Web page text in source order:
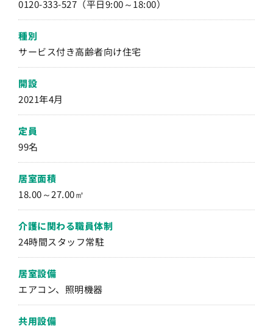
0120-333-527（平日9:00～18:00）
種別
サービス付き高齢者向け住宅
開設
2021年4月
定員
99名
居室面積
18.00～27.00㎡
介護に関わる職員体制
24時間スタッフ常駐
居室設備
エアコン、照明機器
共用設備